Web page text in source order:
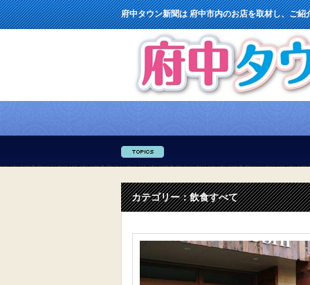
府中タウン新聞は 府中市内のお店を取材し、ご紹
カテゴリー：飲食すべて